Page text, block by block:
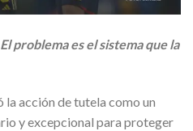
problema es el sistema que la
acción de tutela como un
y excepcional para proteger